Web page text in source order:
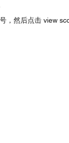
，然后点击 view